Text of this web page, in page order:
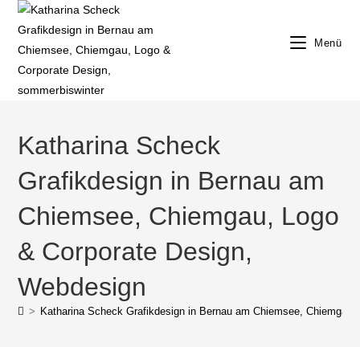
Zum
Inhalt
springen
Menü
Katharina Scheck
Grafikdesign in Bernau am
Chiemsee, Chiemgau, Logo
& Corporate Design,
Webdesign
> Katharina Scheck Grafikdesign in Bernau am Chiemsee,